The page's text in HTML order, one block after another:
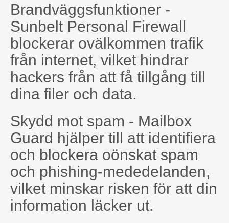
Brandväggsfunktioner -
Sunbelt Personal Firewall
blockerar ovälkommen trafik
från internet, vilket hindrar
hackers från att få tillgång till
dina filer och data.
Skydd mot spam - Mailbox
Guard hjälper till att identifiera
och blockera oönskat spam
och phishing-mededelanden,
vilket minskar risken för att din
information läcker ut.